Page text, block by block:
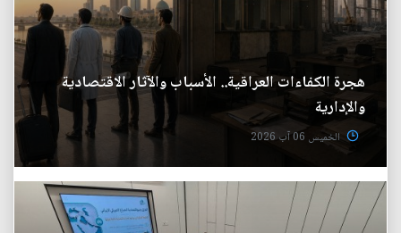
هجرة الكفاءات العراقية.. الأسباب والآثار الاقتصادية
والإدارية
الخميس 06 آب 2026